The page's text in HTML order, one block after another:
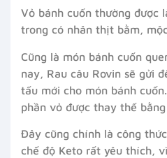
Vỏ bánh cuốn thường được
trong có nhân thịt bằm,
Cũng là món bánh cuốn
nay, Rau câu Rovin sẽ gửi
tấu mới cho món bánh
phần vỏ được thay thế
Đây cũng chính là công
chế độ Keto rất yêu thích,